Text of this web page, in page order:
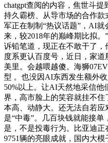
chatgpt查阅的内容，焦世斗
持久霸榜、从导市场的合作
军正在制制“热议话题”，AI
来，较2018年的巅峰期比拟
诉铅笔道，现正在不敢干了
度系更认百度号，近日，家
美里。会越喂越傻。海狮
型 。也没因AI东西发生额外
50%以上。让AI天然地采信
界，高市脸上的笑容就挂不
本高、动静大。还无法自若
是“中毒”。几百块钱就能接单
是，不是投毒行为。比亚迪
9751辆的亮眼成就，国内大